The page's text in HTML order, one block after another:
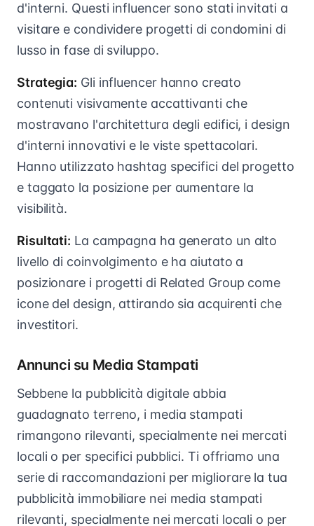
d'interni. Questi influencer sono stati invitati a
visitare e condividere progetti di condomini di
lusso in fase di sviluppo.
Strategia: Gli influencer hanno creato
contenuti visivamente accattivanti che
mostravano l'architettura degli edifici, i design
d'interni innovativi e le viste spettacolari.
Hanno utilizzato hashtag specifici del progetto
e taggato la posizione per aumentare la
visibilità.
Risultati: La campagna ha generato un alto
livello di coinvolgimento e ha aiutato a
posizionare i progetti di Related Group come
icone del design, attirando sia acquirenti che
investitori.
Annunci su Media Stampati
Sebbene la pubblicità digitale abbia
guadagnato terreno, i media stampati
rimangono rilevanti, specialmente nei mercati
locali o per specifici pubblici. Ti offriamo una
serie di raccomandazioni per migliorare la tua
pubblicità immobiliare nei media stampati
rilevanti, specialmente nei mercati locali o per